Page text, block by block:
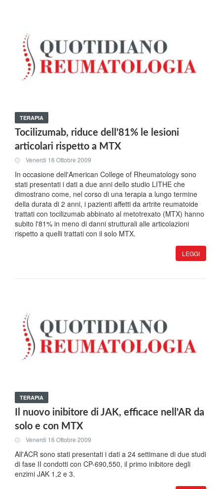
TERAPIA
Tocilizumab, riduce dell'81% le lesioni
articolari rispetto a MTX
Venerdi 16 Ottobre 2009
In occasione dell'American College of Rheumatology sono
stati presentati i dati a due anni dello studio LITHE che
dimostrano come, nel corso di una terapia a lungo termine
della durata di 2 anni, i pazienti affetti da artrite reumatoide
trattati con tocilizumab abbinato al metotrexato (MTX) hanno
subito l'81% in meno di danni strutturali alle articolazioni
rispetto a quelli trattati con il solo MTX.
LEGGI
TERAPIA
Il nuovo inibitore di JAK, efficace nell'AR da
solo e con MTX
Venerdi 16 Ottobre 2009
All'ACR sono stati presentati i dati a 24 settimane di due studi
di fase II condotti con CP-690,550, il primo inibitore degli
enzimi JAK 1,2 e 3.